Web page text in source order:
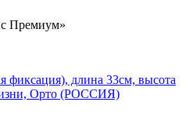
Премиум»
длина 33см, высота
Орто (РОССИЯ)